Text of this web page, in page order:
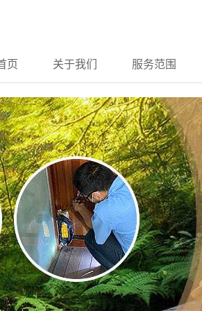
页 关于我们 服务范围